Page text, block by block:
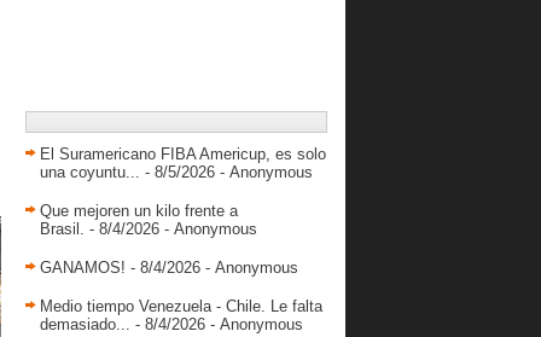
doblegó a Pastoras
Llaneros y acumula r...
Génesis Rivera salva importante
victoria de Caribe...
Fernando Fuenmayor anotó 9 puntos
El Suramericano FIBA Americup, es solo
una coyuntu... - 8/5/2026 - Anonymous
Que mejoren un kilo frente a
Brasil. - 8/4/2026 - Anonymous
GANAMOS! - 8/4/2026 - Anonymous
Medio tiempo Venezuela - Chile. Le falta
demasiado... - 8/4/2026 - Anonymous